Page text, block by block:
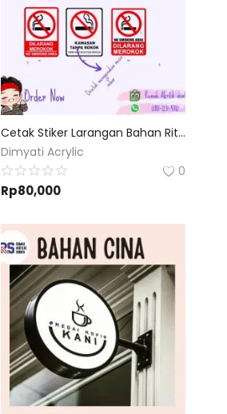
Cetak Stiker Larangan Bahan Ritra vynil | Custom Desain dan Ukuran
Dimyati Acrylic
0
Rp80,000